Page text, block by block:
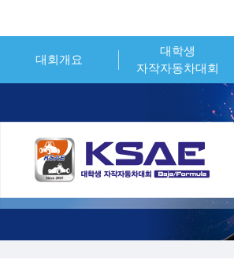
대회개요
대회소개
시상내역
조직위원회
대회 운영 오피셜
대학생
자작자동차대회
대회일정
참가신청
시상내역